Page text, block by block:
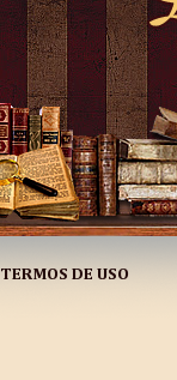
TERMOS DE USO